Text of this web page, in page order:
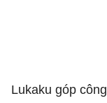
Lukaku góp